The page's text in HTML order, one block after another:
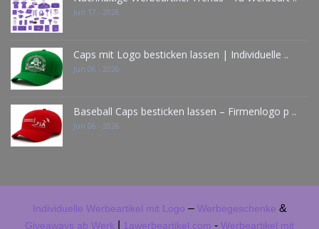
Jun 17 - 2026
Caps mit Logo besticken lassen | Individuelle ..
Jun 06 - 2026
Baseball Caps besticken lassen – Firmenlogo p ..
Jun 06 - 2026
Individuelle Werbeartikel mit Logo – Werbegeschenke &
Giveaways ab Werk 1awerbeartikel.com - Werbeartikel mit